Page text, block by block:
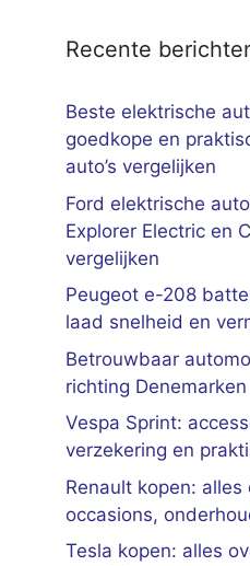
Recente
Beste elektrische
goedkope en
auto’s vergelijken
Ford elektrische
Explorer Electric en
vergelijken
Peugeot e-208
laad snelheid en
Betrouwbaar
richting Denemarken
Vespa Sprint:
verzekering en
Renault kopen: alles
occasions,
Tesla kopen: alles